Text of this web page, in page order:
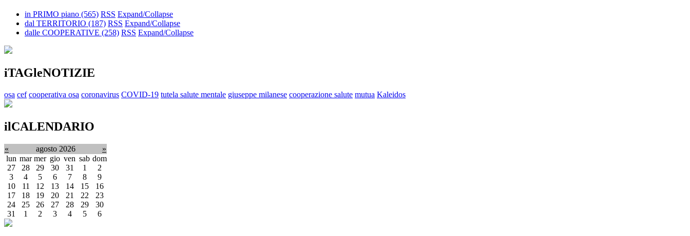
in PRIMO piano (565) RSS Expand/Collapse
dal TERRITORIO (187) RSS Expand/Collapse
dalle COOPERATIVE (258) RSS Expand/Collapse
iTAGleNOTIZIE
osa cef cooperativa osa coronavirus COVID-19 tutela salute mentale giuseppe milanese cooperazione salute mutua Kaleidos
ilCALENDARIO
« agosto 2026
»
lun mar mer gio ven sab dom
27
28 29 30 31 1
2
3
4 5 6 7 8
9
10
11 12 13 14 15
16
17
18 19 20 21 22
23
24
25 26 27 28 29
30
31
1 2 3 4 5 6